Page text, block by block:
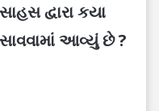
દ્વારા કયા
આવ્યું છે ?